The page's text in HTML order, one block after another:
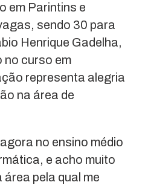
em Parintins e
sendo 30 para
Henrique Gadelha,
no curso em
representa alegria
na área de
no ensino médio
e acho muito
pela qual me